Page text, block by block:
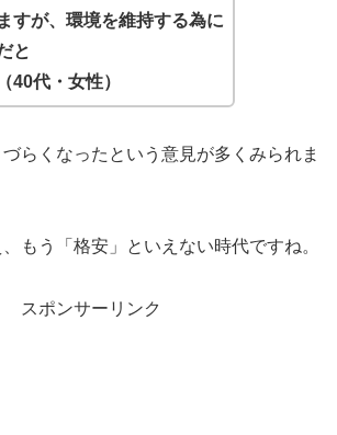
すが、環境を維持する為に
と
40代・女性）
らくなったという意見が多くみられま
もう「格安」といえない時代ですね。
スポンサーリンク